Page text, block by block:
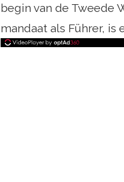
begin van de Tweede
mandaat als Führer,